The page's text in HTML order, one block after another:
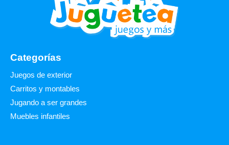
Categorías
Juegos de exterior
Carritos y montables
Jugando a ser grandes
Muebles infantiles